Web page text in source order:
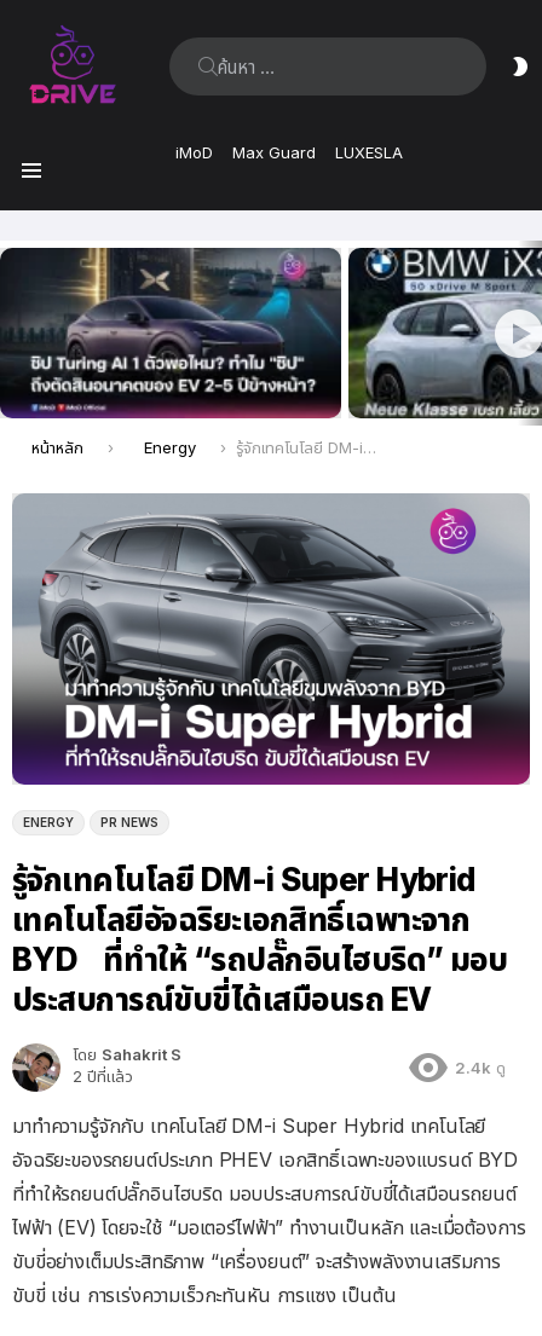
ค้นหา:
iMoD Max Guard LUXESLA
ล่าสุด
คุณอยู่ที่นี่:
หน้าหลัก Energy รู้จักเทคโนโลยี DM-i Super Hybrid เทคโนโลยีอัจฉริยะเอกสิทธิ์เฉพาะจาก BYD ที่ทำให้ “รถปลั๊กอินไฮบริด” มอบประสบการณ์ขับขี่ได้เสมือนรถ EV
ENERGY PR NEWS
รู้จักเทคโนโลยี DM-i Super Hybrid
เทคโนโลยีอัจฉริยะเอกสิทธิ์เฉพาะจาก
BYD ที่ทำให้ “รถปลั๊กอินไฮบริด” มอบ
ประสบการณ์ขับขี่ได้เสมือนรถ EV
โดย Sahakrit S
2 ปีที่แล้ว
2.4k ดู
มาทำความรู้จักกับ เทคโนโลยี DM-i Super Hybrid เทคโนโลยี
อัจฉริยะของรถยนต์ประเภท PHEV เอกสิทธิ์เฉพาะของแบรนด์ BYD
ที่ทำให้รถยนต์ปลั๊กอินไฮบริด มอบประสบการณ์ขับขี่ได้เสมือนรถยนต์
ไฟฟ้า (EV) โดยจะใช้ “มอเตอร์ไฟฟ้า” ทำงานเป็นหลัก และเมื่อต้องการ
ขับขี่อย่างเต็มประสิทธิภาพ “เครื่องยนต์” จะสร้างพลังงานเสริมการ
ขับขี่ เช่น การเร่งความเร็วกะทันหัน การแซง เป็นต้น